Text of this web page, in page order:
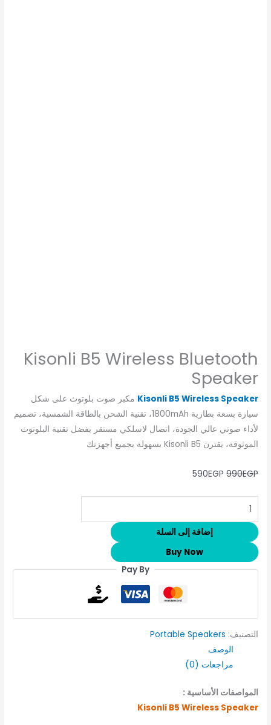
Kisonli B5 Wireless Bluetooth
Speaker
Kisonli B5 Wireless Speaker مكبر صوت بلوتوث على شكل
سيارة بسعة بطارية 1800mAh، تقنية الشحن بالطاقة الشمسية، تصميم
لأداء صوتي عالي الجودة، اتصال لاسلكي مستقر بفضل تقنية البلوتوث
الموثوقة، يقترن Kisonli B5 بسهولة بجميع أجهزتك
990EGP
590EGP
إضافة إلى السلة
Buy Now
Pay By
التصنيف: Portable Speakers
الوصف
مراجعات (0)
المواصفات الأساسية :
Kisonli B5 Wireless Speaker